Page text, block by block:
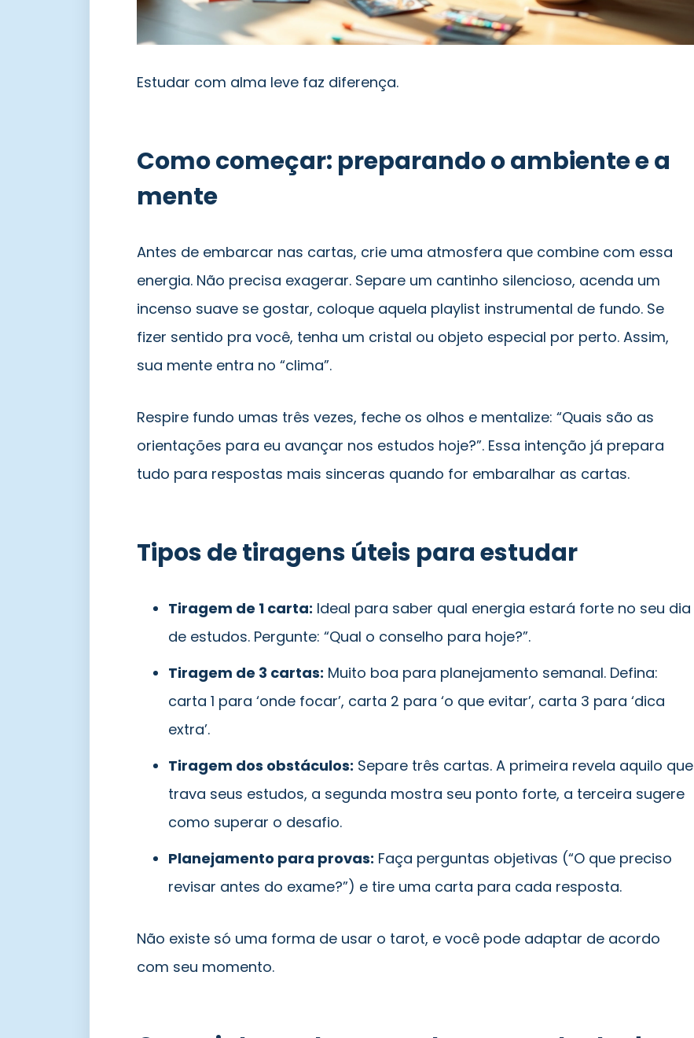
Estudar com alma leve faz diferença.
Como começar: preparando o ambiente e a
mente
Antes de embarcar nas cartas, crie uma atmosfera que combine com essa
energia. Não precisa exagerar. Separe um cantinho silencioso, acenda um
incenso suave se gostar, coloque aquela playlist instrumental de fundo. Se
fizer sentido pra você, tenha um cristal ou objeto especial por perto. Assim,
sua mente entra no “clima”.
Respire fundo umas três vezes, feche os olhos e mentalize: “Quais são as
orientações para eu avançar nos estudos hoje?”. Essa intenção já prepara
tudo para respostas mais sinceras quando for embaralhar as cartas.
Tipos de tiragens úteis para estudar
Tiragem de 1 carta: Ideal para saber qual energia estará forte no seu dia
de estudos. Pergunte: “Qual o conselho para hoje?”.
Tiragem de 3 cartas: Muito boa para planejamento semanal. Defina:
carta 1 para ‘onde focar’, carta 2 para ‘o que evitar’, carta 3 para ‘dica
extra’.
Tiragem dos obstáculos: Separe três cartas. A primeira revela aquilo que
trava seus estudos, a segunda mostra seu ponto forte, a terceira sugere
como superar o desafio.
Planejamento para provas: Faça perguntas objetivas (“O que preciso
revisar antes do exame?”) e tire uma carta para cada resposta.
Não existe só uma forma de usar o tarot, e você pode adaptar de acordo
com seu momento.